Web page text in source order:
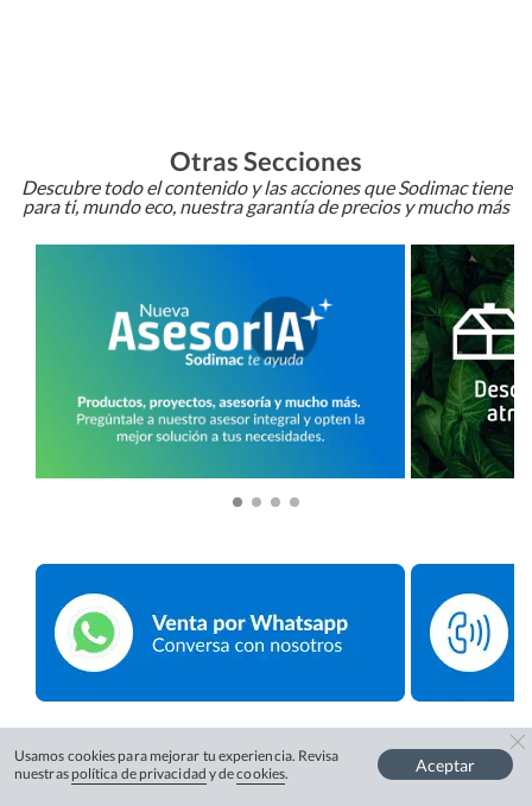
Otras Secciones
Descubre todo el contenido y las acciones que Sodimac tiene
para ti, mundo eco, nuestra garantía de precios y mucho más
Usamos cookies para mejorar tu experiencia. Revisa
nuestras política de privacidad y decookies. Aceptar